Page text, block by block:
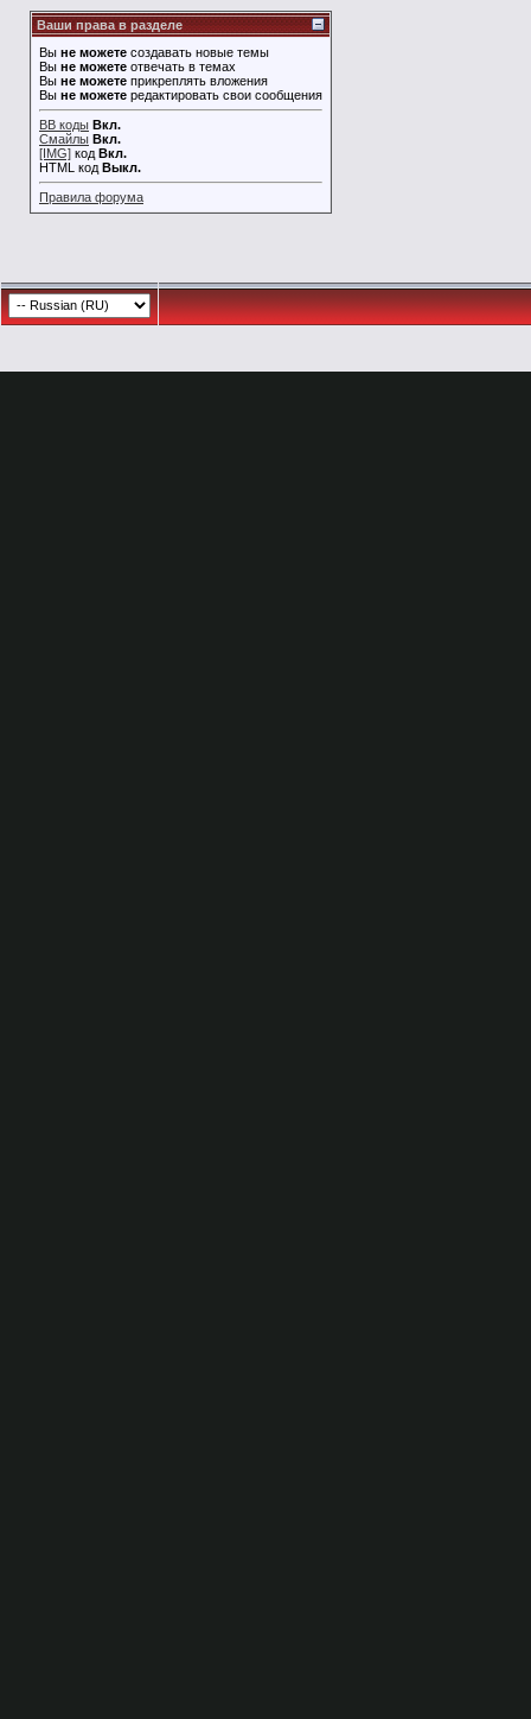
Ваши права в разделе
Вы не можете создавать новые темы
Вы не можете отвечать в темах
Вы не можете прикреплять вложения
Вы не можете редактировать свои сообщения
BB коды Вкл.
Смайлы Вкл.
[IMG] код Вкл.
HTML код Выкл.
Правила форума